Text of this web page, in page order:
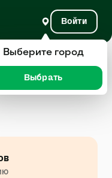
Войти
6 месяцев,
Выберите город
Выбрать